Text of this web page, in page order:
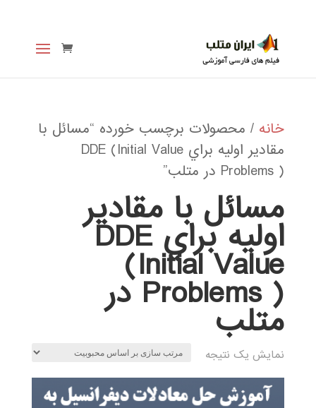
خانه / محصولات برچسب خورده “مسائل با
مقادير اوليه براي DDE (Initial Value
Problems ) در متلب”
مسائل با مقادير
اوليه براي DDE
(Initial Value
Problems ) در
متلب
نمایش یک نتیجه